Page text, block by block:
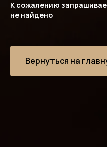
К сожалению
не найдено
Вернуться на